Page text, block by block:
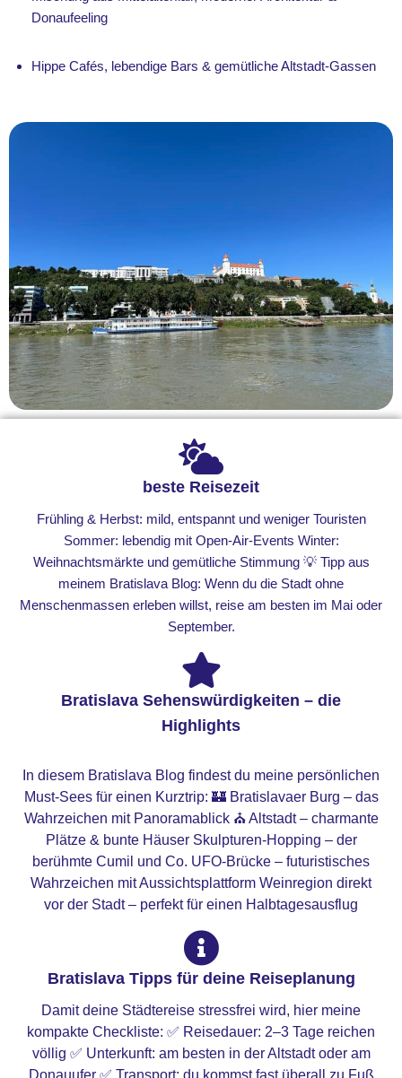
Donaufeeling
Hippe Cafés, lebendige Bars & gemütliche Altstadt-Gassen
beste Reisezeit
Frühling & Herbst: mild, entspannt und weniger Touristen
Sommer: lebendig mit Open-Air-Events Winter:
Weihnachtsmärkte und gemütliche Stimmung 💡 Tipp aus
meinem Bratislava Blog: Wenn du die Stadt ohne
Menschenmassen erleben willst, reise am besten im Mai oder
September.
Bratislava Sehenswürdigkeiten – die
Highlights
In diesem Bratislava Blog findest du meine persönlichen
Must-Sees für einen Kurztrip: 🏰 Bratislavaer Burg – das
Wahrzeichen mit Panoramablick ⛪ Altstadt – charmante
Plätze & bunte Häuser Skulpturen-Hopping – der
berühmte Cumil und Co. UFO-Brücke – futuristisches
Wahrzeichen mit Aussichtsplattform Weinregion direkt
vor der Stadt – perfekt für einen Halbtagesausflug
Bratislava Tipps für deine Reiseplanung
Damit deine Städtereise stressfrei wird, hier meine
kompakte Checkliste: ✅ Reisedauer: 2–3 Tage reichen
völlig ✅ Unterkunft: am besten in der Altstadt oder am
Donauufer ✅ Transport: du kommst fast überall zu Fuß